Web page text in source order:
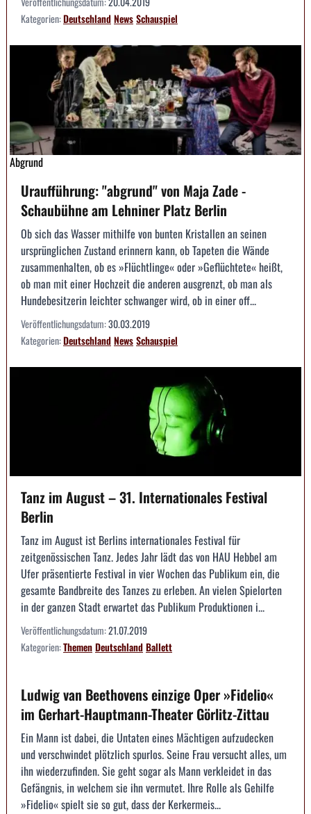
Kategorien:DeutschlandNewsSchauspiel
Abgrund
Uraufführung: "abgrund" von Maja Zade -
Schaubühne am Lehniner Platz Berlin
Ob sich das Wasser mithilfe von bunten Kristallen an seinen
ursprünglichen Zustand erinnern kann, ob Tapeten die Wände
zusammenhalten, ob es »Flüchtlinge« oder »Geflüchtete« heißt,
ob man mit einer Hochzeit die anderen ausgrenzt, ob man als
Hundebesitzerin leichter schwanger wird, ob in einer off...
Veröffentlichungsdatum:30.03.2019
Kategorien:DeutschlandNewsSchauspiel
Tanz im August – 31. Internationales Festival
Berlin
Tanz im August ist Berlins internationales Festival für
zeitgenössischen Tanz. Jedes Jahr lädt das von HAU Hebbel am
Ufer präsentierte Festival in vier Wochen das Publikum ein, die
gesamte Bandbreite des Tanzes zu erleben. An vielen Spielorten
in der ganzen Stadt erwartet das Publikum Produktionen i...
Veröffentlichungsdatum:21.07.2019
Kategorien:ThemenDeutschlandBallett
Ludwig van Beethovens einzige Oper »Fidelio«
im Gerhart-Hauptmann-Theater Görlitz-Zittau
Ein Mann ist dabei, die Untaten eines Mächtigen aufzudecken
und verschwindet plötzlich spurlos. Seine Frau versucht alles, um
ihn wiederzufinden. Sie geht sogar als Mann verkleidet in das
Gefängnis, in welchem sie ihn vermutet. Ihre Rolle als Gehilfe
»Fidelio« spielt sie so gut, dass der Kerkermeis...